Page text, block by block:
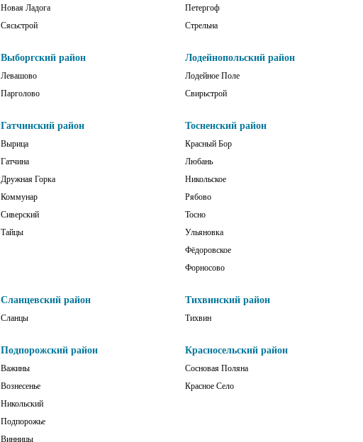
Новая Ладога
Сясьстрой
Петергоф
Стрельна
Выборгский район
Левашово
Парголово
Лодейнопольский район
Лодейное Поле
Свирьстрой
Гатчинский район
Вырица
Гатчина
Дружная Горка
Коммунар
Сиверский
Тайцы
Тосненский район
Красный Бор
Любань
Никольское
Рябово
Тосно
Ульяновка
Фёдоровское
Форносово
Сланцевский район
Сланцы
Тихвинский район
Тихвин
Подпорожский район
Важины
Вознесенье
Никольский
Подпорожье
Винницы
Красносельский район
Сосновая Поляна
Красное Село